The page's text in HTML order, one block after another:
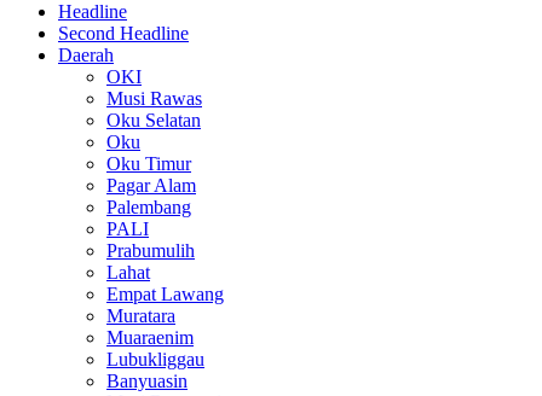
Headline
Second Headline
Daerah
OKI
Musi Rawas
Oku Selatan
Oku
Oku Timur
Pagar Alam
Palembang
PALI
Prabumulih
Lahat
Empat Lawang
Muratara
Muaraenim
Lubukliggau
Banyuasin